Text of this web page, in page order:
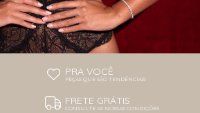
PRA VOCÊ
PEÇAS QUE SÃO TENDÊNCIAS!
FRETE GRÁTIS
CONSULTE AS NOSSAS CONDIÇÕES